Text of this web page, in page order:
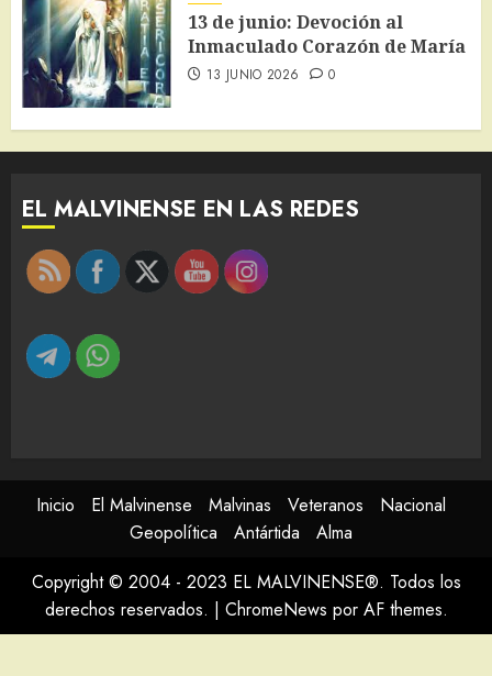
13 de junio: Devoción al
Inmaculado Corazón de María
13 JUNIO 2026 0
EL MALVINENSE EN LAS REDES
Inicio El Malvinense Malvinas Veteranos
Nacional
Geopolítica
Antártida
Alma
Copyright © 2004 - 2023 EL MALVINENSE®. Todos los
derechos reservados. | ChromeNews por AF themes.